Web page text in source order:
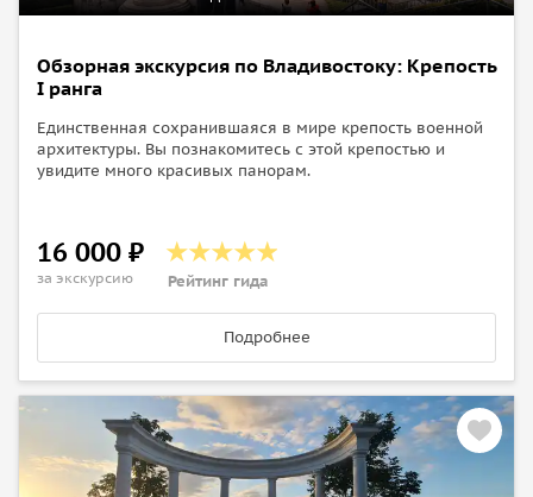
Обзорная экскурсия по Владивостоку: Крепость
I ранга
Единственная сохранившаяся в мире крепость военной
архитектуры. Вы познакомитесь с этой крепостью и
увидите много красивых панорам.
16 000 ₽
за экскурсию Рейтинг гида
Подробнее